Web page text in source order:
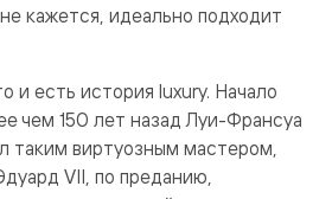
кажется, идеально подходит
и есть история luxury. Начало
чем 150 лет назад Луи-Франсуа
таким виртуозным мастером,
VII, по преданию,